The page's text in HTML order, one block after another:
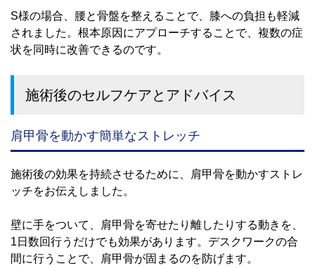
S様の場合、腰と骨盤を整えることで、膝への負担も軽減
されました。根本原因にアプローチすることで、複数の症
状を同時に改善できるのです。
施術後のセルフケアとアドバイス
肩甲骨を動かす簡単なストレッチ
施術後の効果を持続させるために、肩甲骨を動かすストレ
ッチをお伝えしました。
壁に手をついて、肩甲骨を寄せたり離したりする動きを、
1日数回行うだけでも効果があります。デスクワークの合
間に行うことで、肩甲骨が固まるのを防げます。